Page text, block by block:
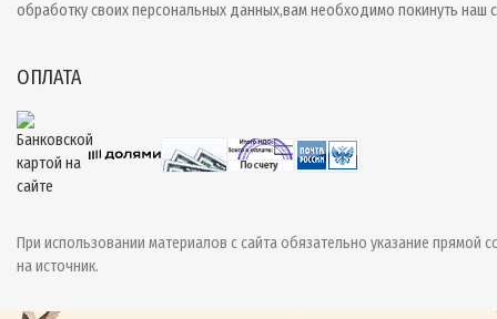
обработку своих персональных данных,вам необходимо покинуть наш
ОПЛАТА
При использовании материалов с сайта обязательно указание прямой
на источник.